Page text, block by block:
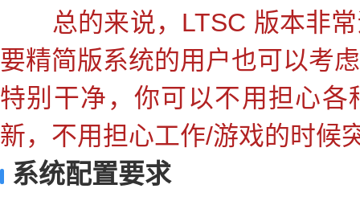
总的来说，LTSC 版本非常
要精简版系统的用户也可以考
特别干净，你可以不用担心
新，不用担心工作/游戏的时候
系统配置要求